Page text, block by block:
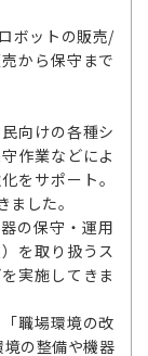
ボットの販売/
から保守まで
向けの各種シ
作業などによ
をサポート。
した。
の保守・運用
を取り扱うス
実施してきま
職場環境の改
の整備や機器